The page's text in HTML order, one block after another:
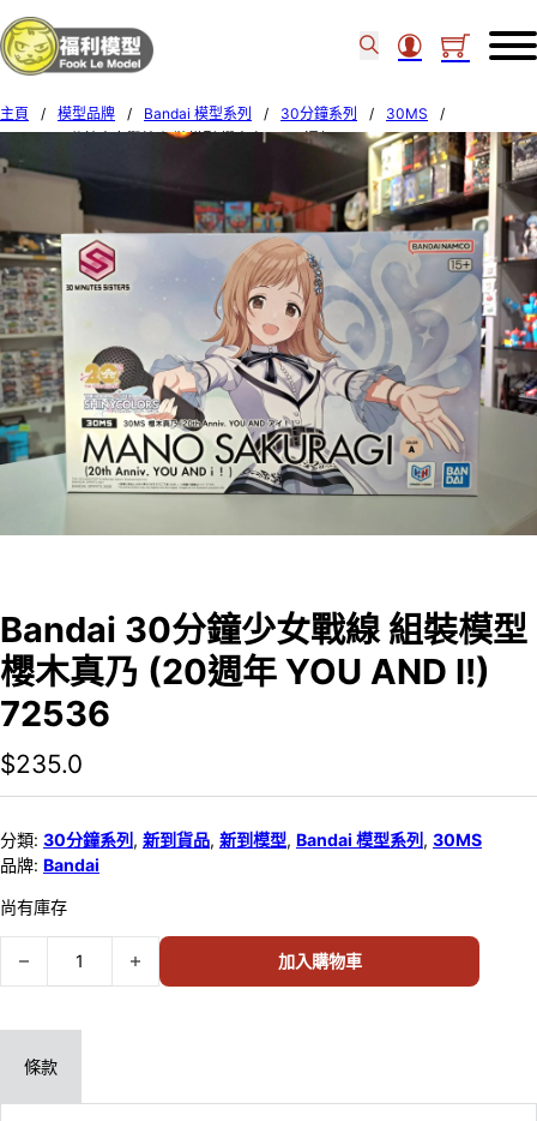
主頁 / 模型品牌 / Bandai 模型系列 / 30分鐘系列 / 30MS
/
Bandai 30分鐘少女戰線 組裝模型 櫻木真乃 (20週年 YOU AND I!) 72536
Bandai 30分鐘少女戰線 組裝模型
櫻木真乃 (20週年 YOU AND I!)
72536
$235.0
分類: 30分鐘系列 , 新到貨品, 新到模型, Bandai 模型系列 , 30MS
品牌: Bandai
尚有庫存
Bandai 30分鐘少女戰線 組裝模型 櫻木真乃 (20週年 YOU AND I!)
加入購物車
條款